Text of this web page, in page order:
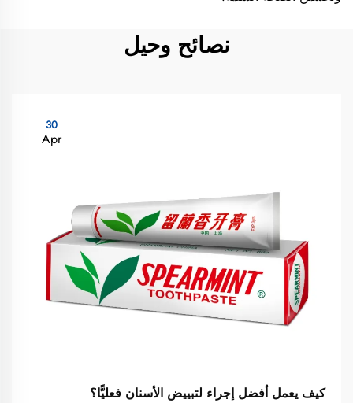
نصائح وحيل
30
Apr
كيف يعمل أفضل إجراء لتبييض الأسنان فعليًّا؟